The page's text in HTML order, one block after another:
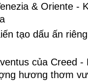
& Oriente -
tạo dấu ấn
của Creed -
hương thơm